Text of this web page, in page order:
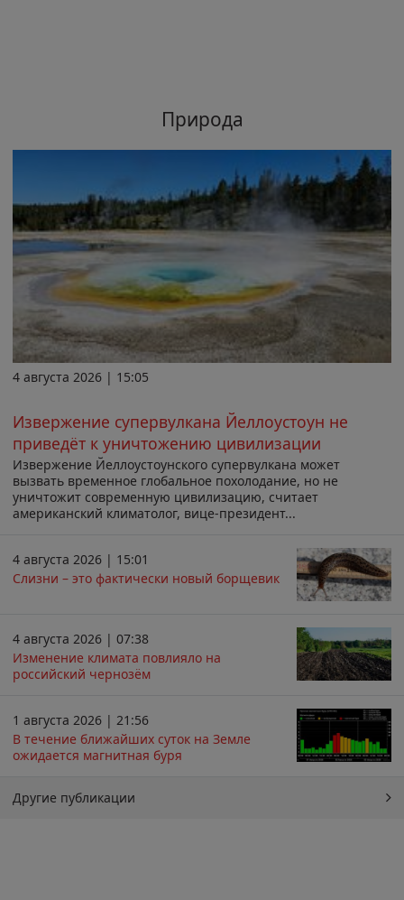
Природа
4 августа 2026 | 15:05
Извержение супервулкана Йеллоустоун не
приведёт к уничтожению цивилизации
Извержение Йеллоустоунского супервулкана может
вызвать временное глобальное похолодание, но не
уничтожит современную цивилизацию, считает
американский климатолог, вице-президент...
4 августа 2026 | 15:01
Слизни – это фактически новый борщевик
4 августа 2026 | 07:38
Изменение климата повлияло на
российский чернозём
1 августа 2026 | 21:56
В течение ближайших суток на Земле
ожидается магнитная буря
Другие публикации